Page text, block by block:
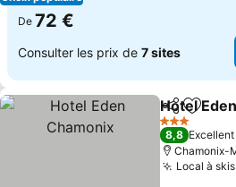
De 72 €
Consulter les prix de 7 sites
Partager
Hotel
3 Étoiles
8,8 Excellent
Chamonix-
Local à